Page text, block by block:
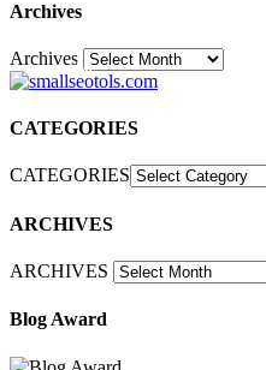
Archives
Archives30
CATEGORIES
CATEGORIES
ARCHIVES
ARCHIVES
Blog Award